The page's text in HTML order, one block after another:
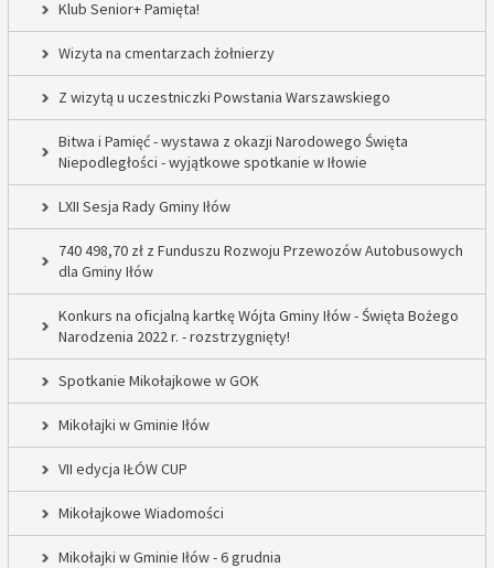
Klub Senior+ Pamięta!
Wizyta na cmentarzach żołnierzy
Z wizytą u uczestniczki Powstania Warszawskiego
Bitwa i Pamięć - wystawa z okazji Narodowego Święta
Niepodległości - wyjątkowe spotkanie w Iłowie
LXII Sesja Rady Gminy Iłów
740 498,70 zł z Funduszu Rozwoju Przewozów Autobusowych
dla Gminy Iłów
Konkurs na oficjalną kartkę Wójta Gminy Iłów - Święta Bożego
Narodzenia 2022 r. - rozstrzygnięty!
Spotkanie Mikołajkowe w GOK
Mikołajki w Gminie Iłów
VII edycja IŁÓW CUP
Mikołajkowe Wiadomości
Mikołajki w Gminie Iłów - 6 grudnia